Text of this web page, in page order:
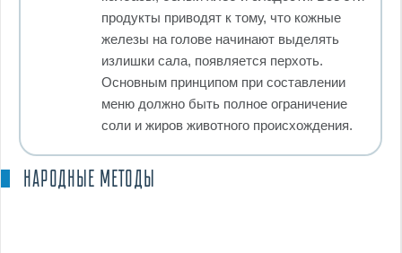
продукты приводят к тому, что кожные
железы на голове начинают выделять
излишки сала, появляется перхоть.
Основным принципом при составлении
меню должно быть полное ограничение
соли и жиров животного происхождения.
НАРОДНЫЕ МЕТОДЫ